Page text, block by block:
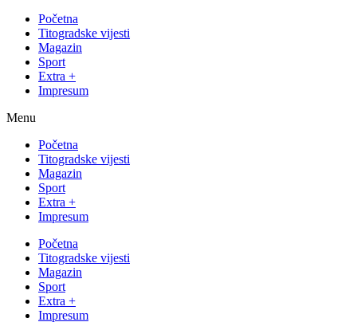
Početna
Titogradske vijesti
Magazin
Sport
Extra +
Impresum
Menu
Početna
Titogradske vijesti
Magazin
Sport
Extra +
Impresum
Početna
Titogradske vijesti
Magazin
Sport
Extra +
Impresum